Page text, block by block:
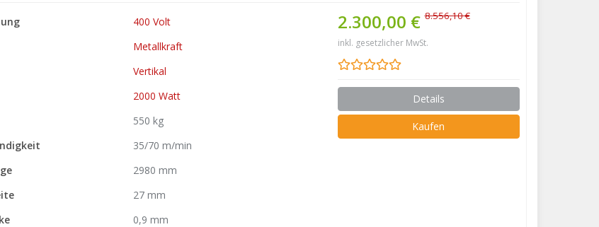
2.300,00 €8.556,10 €
inkl. gesetzlicher MwSt.
Details
Kaufen
400 Volt
Metallkraft
Vertikal
2000 Watt
550 kg
35/70 m/min
2980 mm
27 mm
0,9 mm